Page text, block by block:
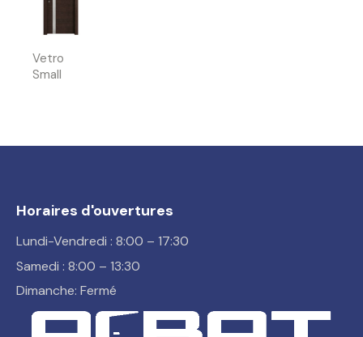
Vetro
Small
Horaires d'ouvertures
Lundi-Vendredi : 8:00 – 17:30
Samedi : 8:00 – 13:30
Dimanche: Fermé